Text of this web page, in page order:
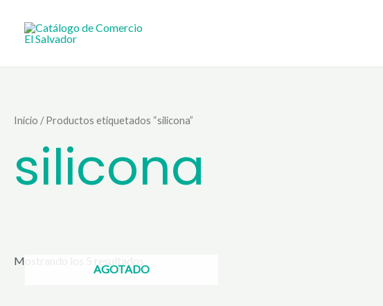
contenido
Inicio / Productos etiquetados “silicona”
silicona
Mostrando los 5 resultados
AGOTADO